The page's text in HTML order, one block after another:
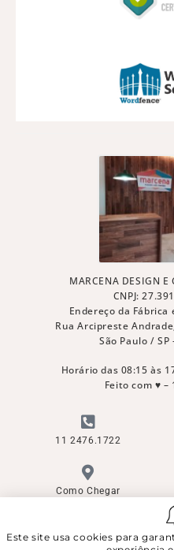
MARCENA DESIGN E
CNPJ:
Endereço da Fábrica
Rua Arcipreste
São Paulo / SP
Horário das 08:15 às
Feito com ♥ –
11 2476.1722
Como Chegar
© Direitos
Este site usa cookies para